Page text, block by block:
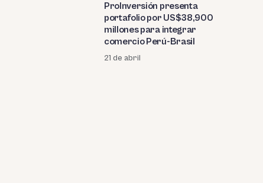
ProInversión presenta
portafolio por US$38,900
millones para integrar
comercio Perú-Brasil
21 de abril